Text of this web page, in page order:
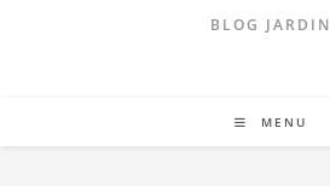
BLOG JARDIN
MENU